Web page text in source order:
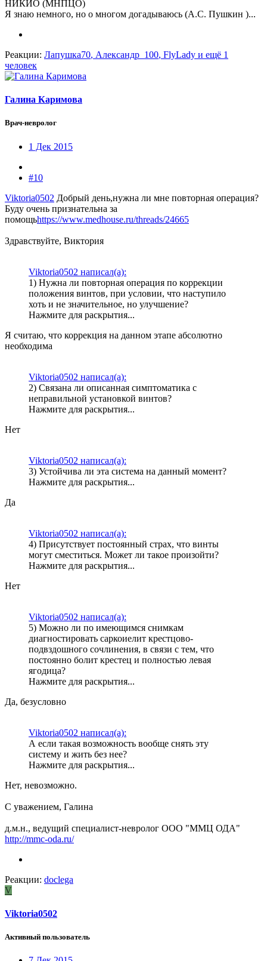
НИКИО (МНПЦО)
Я знаю немного, но о многом догадываюсь (А.С. Пушкин )...
Реакции: Лапушка70, Александр_100, FlyLady и ещё 1
человек
Галина Каримова
Врач-невролог
1 Дек 2015
#10
Viktoria0502 Добрый день,нужна ли мне повторная операция?
Буду очень признательна за
помощьhttps://www.medhouse.ru/threads/24665
Здравствуйте, Виктория
Viktoria0502 написал(а):
1) Нужна ли повторная операция по коррекции
положения винтов, при условии, что наступило
хоть и не значительное, но улучшение?
Нажмите для раскрытия...
Я считаю, что коррекция на данном этапе абсолютно
необходима
Viktoria0502 написал(а):
2) Связана ли описанная симптоматика с
неправильной установкой винтов?
Нажмите для раскрытия...
Нет
Viktoria0502 написал(а):
3) Устойчива ли эта система на данный момент?
Нажмите для раскрытия...
Да
Viktoria0502 написал(а):
4) Присутствует постоянный страх, что винты
могут сместиться. Может ли такое произойти?
Нажмите для раскрытия...
Нет
Viktoria0502 написал(а):
5) Можно ли по имеющимся снимкам
диагностировать саркоиелит крестцово-
подвздошного сочлинения, в связи с тем, что
постоянно болит крестец и полностью левая
ягодица?
Нажмите для раскрытия...
Да, безусловно
Viktoria0502 написал(а):
А если такая возможность вообще снять эту
систему и жить без нее?
Нажмите для раскрытия...
Нет, невозможно.
С уважением, Галина
д.м.н., ведущий специалист-невролог ООО "ММЦ ОДА"
http://mmc-oda.ru/
Реакции: doclega
V
Viktoria0502
Активный пользователь